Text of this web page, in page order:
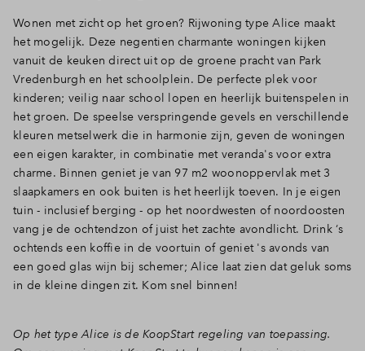
Wonen met zicht op het groen? Rijwoning type Alice maakt
het mogelijk. Deze negentien charmante woningen kijken
vanuit de keuken direct uit op de groene pracht van Park
Vredenburgh en het schoolplein. De perfecte plek voor
kinderen; veilig naar school lopen en heerlijk buitenspelen in
het groen. De speelse verspringende gevels en verschillende
kleuren metselwerk die in harmonie zijn, geven de woningen
een eigen karakter, in combinatie met veranda's voor extra
charme. Binnen geniet je van 97 m2 woonoppervlak met 3
slaapkamers en ook buiten is het heerlijk toeven. In je eigen
tuin - inclusief berging - op het noordwesten of noordoosten
vang je de ochtendzon of juist het zachte avondlicht. Drink ‘s
ochtends een koffie in de voortuin of geniet 's avonds van
een goed glas wijn bij schemer; Alice laat zien dat geluk soms
in de kleine dingen zit. Kom snel binnen!
Op het type Alice is de KoopStart regeling van toepassing.